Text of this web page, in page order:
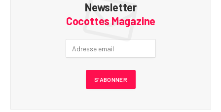
Newsletter
Cocottes Magazine